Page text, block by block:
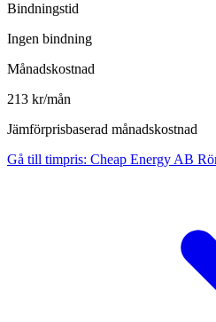
Bindningstid
Ingen bindning
Månadskostnad
213 kr/mån
Jämförprisbaserad månadskostnad
Gå till timpris: Cheap Energy AB